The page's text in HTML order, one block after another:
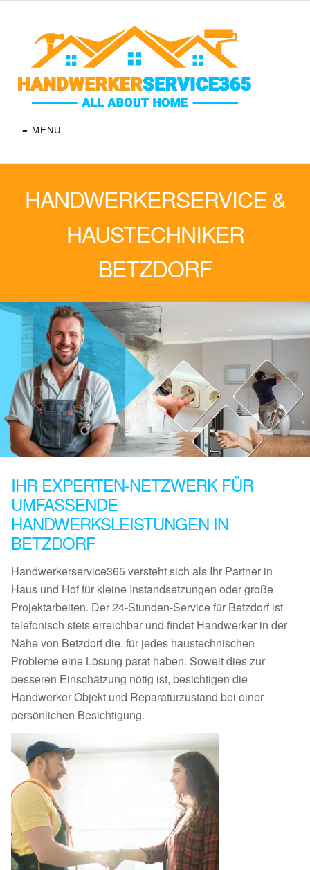
≡ MENU
HANDWERKERSERVICE &
HAUSTECHNIKER
BETZDORF
IHR EXPERTEN-NETZWERK FÜR
UMFASSENDE
HANDWERKSLEISTUNGEN IN
BETZDORF
Handwerkerservice365 versteht sich als Ihr Partner in
Haus und Hof für kleine Instandsetzungen oder große
Projektarbeiten. Der 24-Stunden-Service für Betzdorf ist
telefonisch stets erreichbar und findet Handwerker in der
Nähe von Betzdorf die, für jedes haustechnischen
Probleme eine Lösung parat haben. Soweit dies zur
besseren Einschätzung nötig ist, besichtigen die
Handwerker Objekt und Reparaturzustand bei einer
persönlichen Besichtigung.